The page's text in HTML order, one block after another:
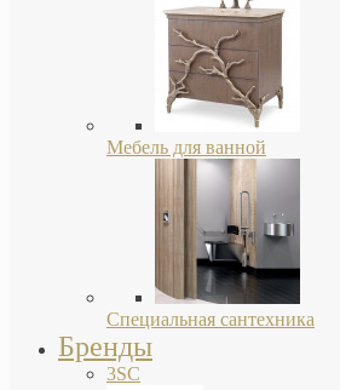
Мебель для ванной
Специальная сантехника
Бренды
3SC